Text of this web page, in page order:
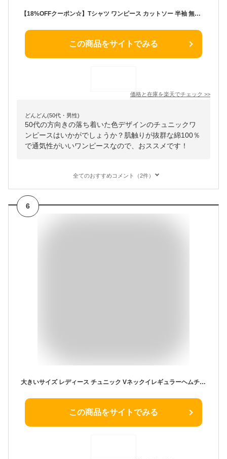
【18%OFFクーポン☆】Tシャツ ワンピース カットソー 半袖 無地 クルーネック ひざ丈 チュニック丈 レディース コクーン 春 夏 秋 薄手 綿100% コットン 通気性 吸湿速乾 体型カバー ゆったり M L ミリアンデニ
この商品をサイトでみる
価格と在庫を楽天でチェック >>
どんどん(50代・男性)
50代の方向きの落ち着いた色デザインのチュニックワ
ンピースはいかがでしょうか？肌触りが抜群な綿100％
で通気性がいいワンピースなので、おススメです！
全てのおすすめコメント（2件）
6
大きいサイズ レディース チュニック Vネックイレギュラーヘムチュニック チュニックワンピース Vネック イレギュラーヘム 長袖 ポケット サイドスリット ニット ルーム 無地 シンプル ベーシック 秋新作 春服 冬服 LL 2L 3L 4L 5L グレー ブラック ワイン ゴールドジャパン
この商品をサイトでみる